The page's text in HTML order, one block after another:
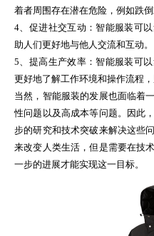
着者周围存在潜在危险，例如跌倒
4、促进社交互动：智能服装可
助人们更好地与他人交流和互动。
5、提高生产效率：智能服装可
更好地了解工作环境和操作流程，
当然，智能服装的发展也面临着
性问题以及高成本等问题。因此
步的研究和技术突破来解决这些
来改变人类生活，但是需要在技
一步的进展才能实现这一目标。